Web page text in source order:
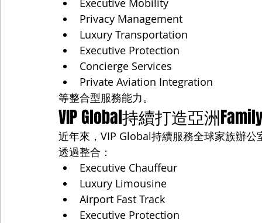
Executive Mobility
Privacy Management
Luxury Transportation
Executive Protection
Concierge Services
Private Aviation Integration
等整合型服務能力。
VIP Global持續打造亞洲
近年來，VIP Global持續服務全球家族辦
透過整合：
Executive Chauffeur
Luxury Limousine
Airport Fast Track
Executive Protection